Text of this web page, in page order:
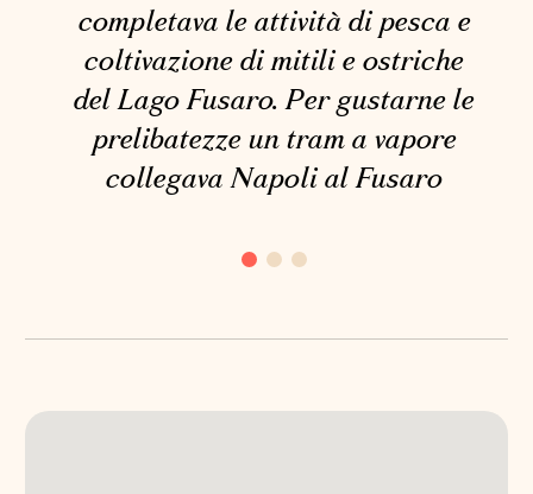
completava le attività di pesca e
coltivazione di mitili e ostriche
del Lago Fusaro. Per gustarne le
prelibatezze un tram a vapore
collegava Napoli al Fusaro
CASINA